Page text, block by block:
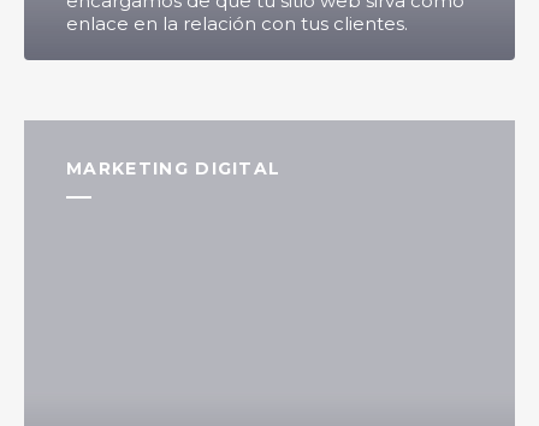
enlace en la relación con tus clientes.
MARKETING DIGITAL